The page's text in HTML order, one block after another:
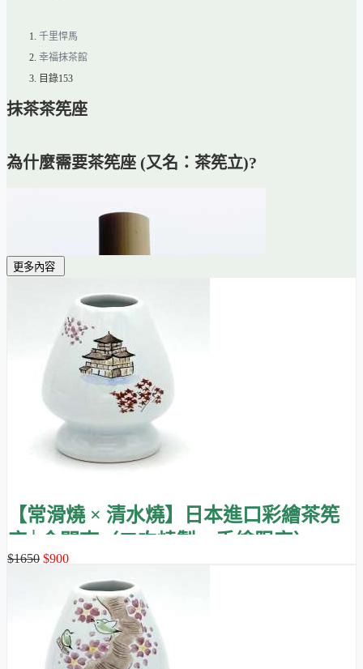
千里悍馬
幸福抹茶館
目錄153
抹茶茶筅座
為什麼需要茶筅座 (又名：茶筅立)?
沒有茶筅座的支撐，茶筅日久會漸漸萎縮趨向於原來一根竹子
的模樣 (下圖)。沒有開展的穗枝，將不易打散抹茶。
而且，茶筅洗完後須展開倒立，以加速乾燥，避免內部積水發
霉而影響健康。
更多內容
【常滑燒 × 清水燒】日本進口彩繪茶筅
座│金閣寺（二次燒製・手繪限定）
$1650 $900